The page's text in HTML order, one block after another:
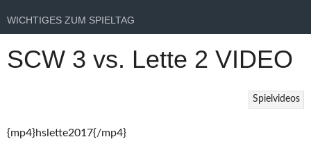
WICHTIGES ZUM SPIELTAG
SCW 3 vs. Lette 2 VIDEO
Spielvideos
{mp4}hslette2017{/mp4}